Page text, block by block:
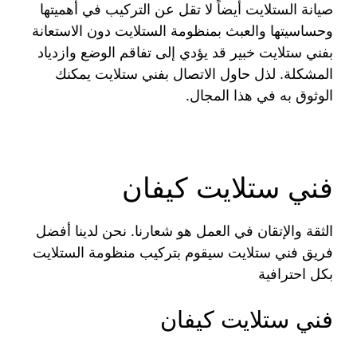
صيانة الستلايت أيضاً لا تقل عن التركيب في أهميتها
وحساسيتها والعبث بمنظومة الستلايت دون الاستعانة
بفني ستلايت خبير قد يؤدي إلى تفاقم الوضع وازدياد
المشكلة. لذل حاول الاتصال بفني ستلايت يمكنك
الوثوق به في هذا المجال.
فني ستلايت كيفان
الثقة والإتقان في العمل هو شعارنا. نحن لدينا أفضل
فريق فني ستلايت سيقوم بتركيب منظومة الستلايت
بكل احترافية
فني ستلايت كيفان